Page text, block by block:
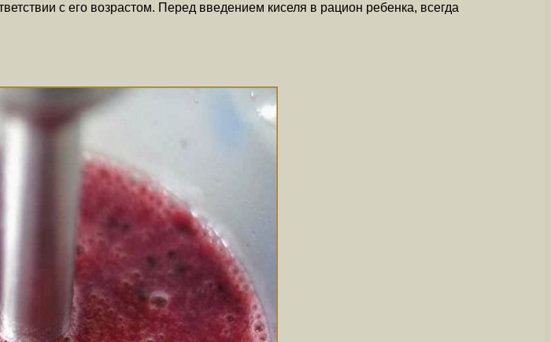
с его возрастом. Перед введением киселя в рацион ребенка, всегда